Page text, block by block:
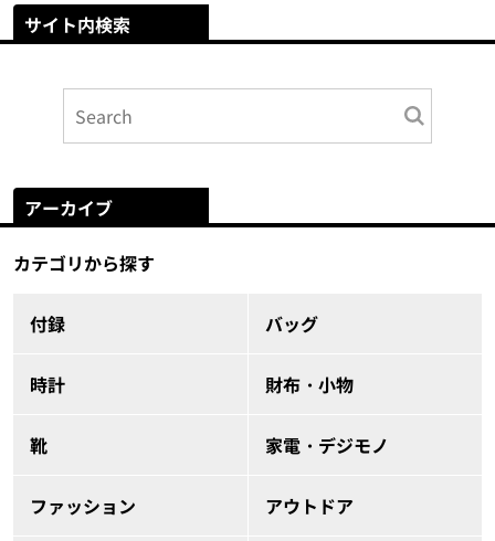
サイト内検索
アーカイブ
カテゴリから探す
付録 バッグ
時計 財布・小物
靴 家電・デジモノ
ファッション アウトドア